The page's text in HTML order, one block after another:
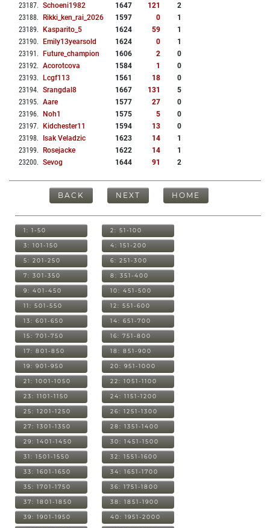
23187. Schoeni1982 1647 121
2
23188. Rikki_ken_rai_2026 1597 0
1
23189. Kasparito_5 1624 59
1
23190. Emily13yearsold 1624 0
1
23191 . Future_champion 1606 2
0
23192. Acorotcova 1584 1
0
23193. Lcgf113 1561 18
0
23194. Srangdal8 1667 131
5
23195. Aare 1577 27
0
23196. Noh1 1575 5
0
23197. Kidchester11 1594 13
0
23198. Isak Veladzic 1623 14
1
23199. Rosejacke 1622 14
1
23200. Sevog 1644 91 2
BACK NEXT HOME
1: 1-50 2: 51-100
3: 101-150 4: 151-200
5: 201-250 6: 251-300
7: 301-350 8: 351-400
9: 401-450 10: 451-500
11: 501-550 12: 551-600
13: 601-650 14: 651-700
15: 701-750 16: 751-800
17: 801-850 18: 851-900
19: 901-950 20: 951-1000
21: 1001-1050 22: 1051-1100
23: 1101-1150 24: 1151-1200
25: 1201-1250 26: 1251-1300
27: 1301-1350 28: 1351-1400
29: 1401-1450 30: 1451-1500
31: 1501-1550 32: 1551-1600
33: 1601-1650 34: 1651-1700
35: 1701-1750 36: 1751-1800
37: 1801-1850 38: 1851-1900
39: 1901-1950 40: 1951-2000